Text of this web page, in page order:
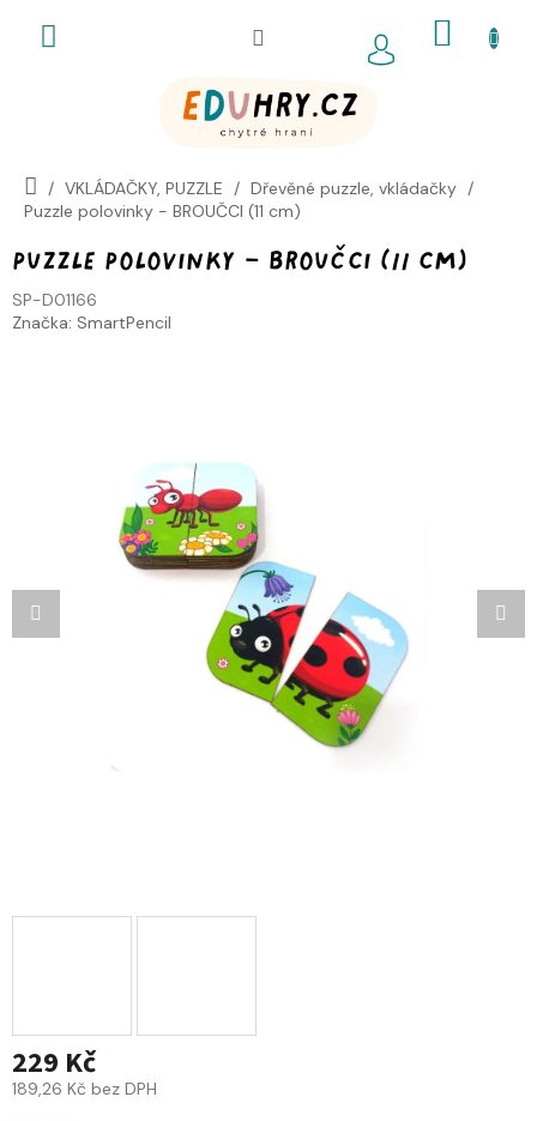
obsah
VKLÁDAČKY, PUZZLE
Dřevěné puzzle, vkládačky
Puzzle polovinky - BROUČCI (11 cm)
Puzzle polovinky - BROUČCI (11 cm)
SP-D01166
Značka: SmartPencil
229 Kč
189,26 Kč bez DPH